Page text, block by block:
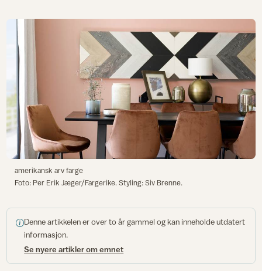
amerikansk arv farge
Foto: Per Erik Jæger/Fargerike. Styling: Siv Brenne.
Denne artikkelen er over to år gammel og kan inneholde utdatert
informasjon.
Se nyere artikler om emnet